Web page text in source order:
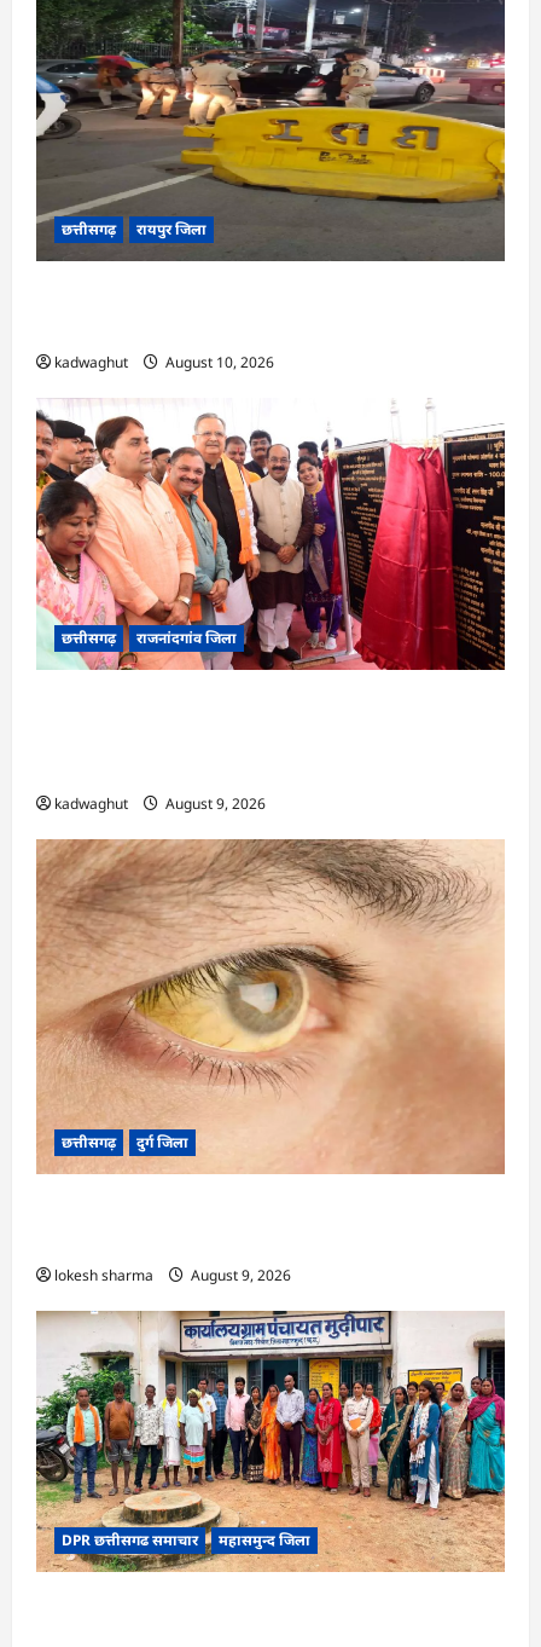
छत्तीसगढ़ रायपुर जिला
kadwaghut August 10, 2026
छत्तीसगढ़ राजनांदगांव जिला
kadwaghut August 9, 2026
छत्तीसगढ़ दुर्ग जिला
lokesh sharma August 9, 2026
DPR छत्तीसगढ समाचार महासमुन्द जिला